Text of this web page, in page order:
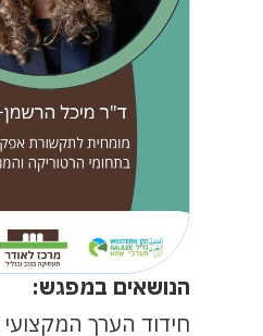
הנושאים במפגש:
חידוד הערך